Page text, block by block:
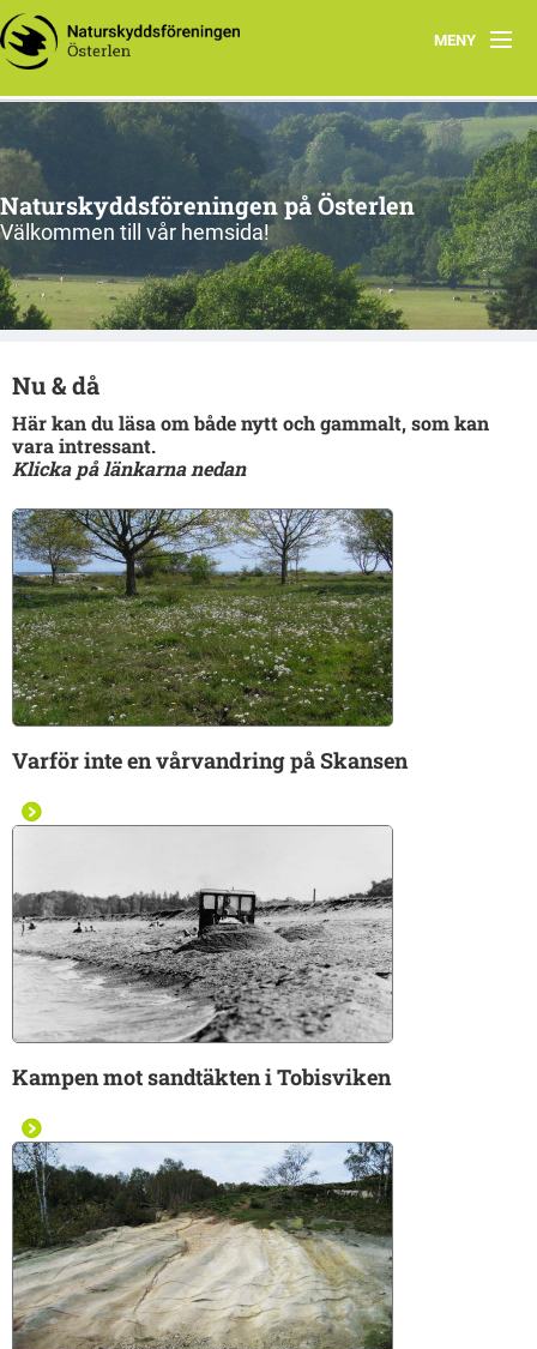
MENY
Program, vår-sommar 2026
Om oss
Nu & då
Kontakt
Länkar
Naturskyddsföreningen på Österlen
Välkommen till vår hemsida!
Nu & då
Här kan du läsa om både nytt och gammalt, som kan
vara intressant.
Klicka på länkarna nedan
Varför inte en vårvandring på Skansen
Kampen mot sandtäkten i Tobisviken